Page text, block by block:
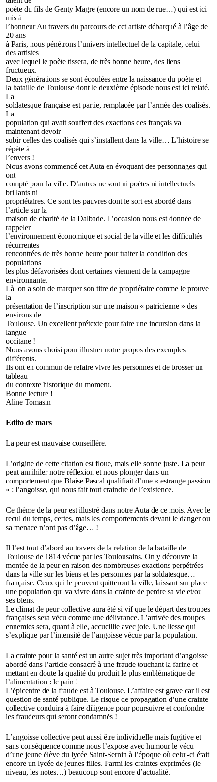
poète du fils de Genty Magre (encore un nom de rue…) qui est ici
mis à
l’honneur Au travers du parcours de cet artiste débarqué à l’âge de
20 ans
à Paris, nous pénétrons l’univers intellectuel de la capitale, celui
des artistes
avec lequel le poète tissera, de très bonne heure, des liens
fructueux.
Deux générations se sont écoulées entre la naissance du poète et
la bataille de Toulouse dont le deuxième épisode nous est ici relaté.
La
soldatesque française est partie, remplacée par l’armée des coalisés.
La
population qui avait souffert des exactions des français va
maintenant devoir
subir celles des coalisés qui s’installent dans la ville… L’histoire se
répète à
l’envers !
Nous avons commencé cet Auta en évoquant des personnages qui
ont
compté pour la ville. D’autres ne sont ni poètes ni intellectuels
brillants ni
propriétaires. Ce sont les pauvres dont le sort est abordé dans
l’article sur la
maison de charité de la Dalbade. L’occasion nous est donnée de
rappeler
l’environnement économique et social de la ville et les difficultés
récurrentes
rencontrées de très bonne heure pour traiter la condition des
populations
les plus défavorisées dont certaines viennent de la campagne
environnante.
Là, on a soin de marquer son titre de propriétaire comme le prouve
la
présentation de l’inscription sur une maison « patricienne » des
environs de
Toulouse. Un excellent prétexte pour faire une incursion dans la
langue
occitane !
Nous avons choisi pour illustrer notre propos des exemples
différents.
Ils ont en commun de refaire vivre les personnes et de brosser un
tableau
du contexte historique du moment.
Bonne lecture !
Aline Tomasin
Edito de mars
La peur est mauvaise conseillère.
L’origine de cette citation est floue, mais elle sonne juste. La peur
peut annihiler notre réflexion et nous plonger dans un
comportement que Blaise Pascal qualifiait d’une « estrange passion
» : l’angoisse, qui nous fait tout craindre de l’existence.
Ce thème de la peur est illustré dans notre Auta de ce mois. Avec le
recul du temps, certes, mais les comportements devant le danger ou
sa menace n’ont pas d’âge… !
Il l’est tout d’abord au travers de la relation de la bataille de
Toulouse de 1814 vécue par les Toulousains. On y découvre la
montée de la peur en raison des nombreuses exactions perpétrées
dans la ville sur les biens et les personnes par la soldatesque…
française. Ceux qui le peuvent quitteront la ville, laissant sur place
une population qui va vivre dans la crainte de perdre sa vie et/ou
ses biens.
Le climat de peur collective aura été si vif que le départ des troupes
françaises sera vécu comme une délivrance. L’arrivée des troupes
ennemies sera, quant à elle, accueillie avec joie. Une liesse qui
s’explique par l’intensité de l’angoisse vécue par la population.
La crainte pour la santé est un autre sujet très important d’angoisse
abordé dans l’article consacré à une fraude touchant la farine et
mettant en doute la qualité du produit le plus emblématique de
l’alimentation : le pain !
L’épicentre de la fraude est à Toulouse. L’affaire est grave car il est
question de santé publique. Le risque de propagation d’une crainte
collective conduira à faire diligence pour poursuivre et confondre
les fraudeurs qui seront condamnés !
L’angoisse collective peut aussi être individuelle mais fugitive et
sans conséquence comme nous l’expose avec humour le vécu
d’une jeune élève du lycée Saint-Sernin à l’époque où celui-ci était
encore un lycée de jeunes filles. Parmi les craintes exprimées (le
niveau, les notes…) beaucoup sont encore d’actualité.